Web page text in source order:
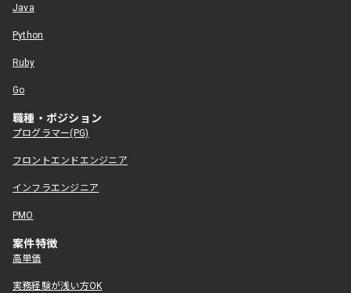
Java
Python
Ruby
Go
職種・ポジション
プログラマー(PG)
フロントエンドエンジニア
インフラエンジニア
PMO
案件特徴
高単価
実務経験が浅い方OK